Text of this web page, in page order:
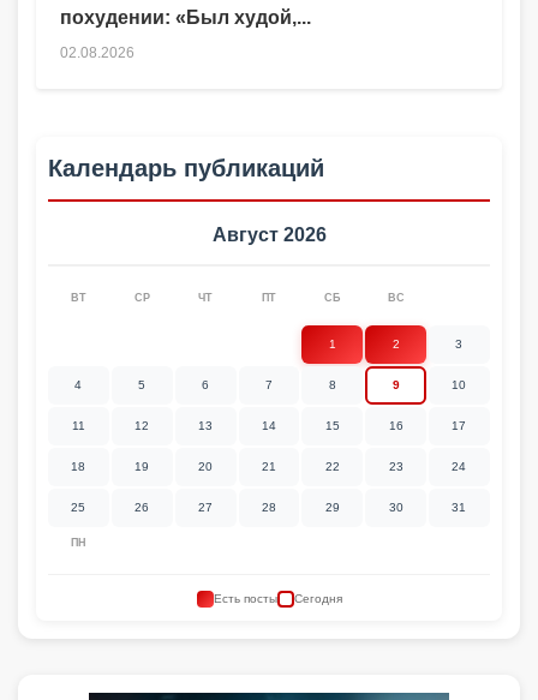
похудении: «Был худой,...
02.08.2026
Календарь публикаций
Август 2026
ПН
ВТ СР ЧТ ПТ СБ ВС
1 2 3
4 5 6 7 8 9 10
11 12 13 14 15 16 17
18 19 20 21 22 23 24
25 26 27 28 29 30 31
Есть посты Сегодня